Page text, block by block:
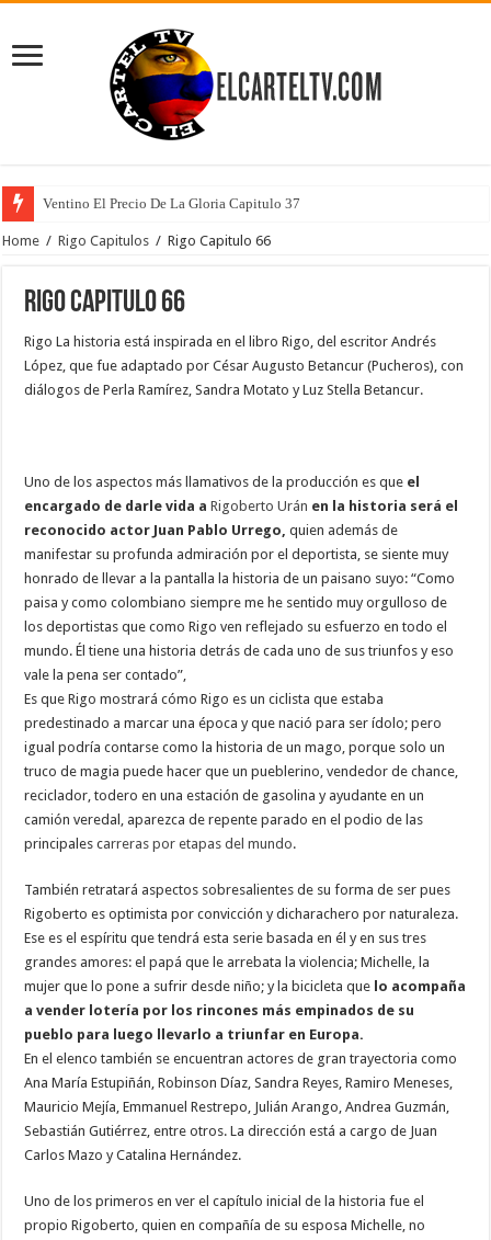
Ventino El Precio De La Gloria Capitulo 37
Home / Rigo Capitulos / Rigo Capitulo 66
Rigo Capitulo 66
Rigo La historia está inspirada en el libro Rigo, del escritor Andrés
López, que fue adaptado por César Augusto Betancur (Pucheros), con
diálogos de Perla Ramírez, Sandra Motato y Luz Stella Betancur.
Uno de los aspectos más llamativos de la producción es que el
encargado de darle vida aRigoberto Urán en la historia será el
reconocido actor Juan Pablo Urrego, quien además de
manifestar su profunda admiración por el deportista, se siente muy
honrado de llevar a la pantalla la historia de un paisano suyo: “Como
paisa y como colombiano siempre me he sentido muy orgulloso de
los deportistas que como Rigo ven reflejado su esfuerzo en todo el
mundo. Él tiene una historia detrás de cada uno de sus triunfos y eso
vale la pena ser contado”,
Es que Rigo mostrará cómo Rigo es un ciclista que estaba
predestinado a marcar una época y que nació para ser ídolo; pero
igual podría contarse como la historia de un mago, porque solo un
truco de magia puede hacer que un pueblerino, vendedor de chance,
reciclador, todero en una estación de gasolina y ayudante en un
camión veredal, aparezca de repente parado en el podio de las
principales carreras por etapas del mundo.
También retratará aspectos sobresalientes de su forma de ser pues
Rigoberto es optimista por convicción y dicharachero por naturaleza.
Ese es el espíritu que tendrá esta serie basada en él y en sus tres
grandes amores: el papá que le arrebata la violencia; Michelle, la
mujer que lo pone a sufrir desde niño; y la bicicleta que lo acompaña
a vender lotería por los rincones más empinados de su
pueblo para luego llevarlo a triunfar en Europa.
En el elenco también se encuentran actores de gran trayectoria como
Ana María Estupiñán, Robinson Díaz, Sandra Reyes, Ramiro Meneses,
Mauricio Mejía, Emmanuel Restrepo, Julián Arango, Andrea Guzmán,
Sebastián Gutiérrez, entre otros. La dirección está a cargo de Juan
Carlos Mazo y Catalina Hernández.
Uno de los primeros en ver el capítulo inicial de la historia fue el
propio Rigoberto, quien en compañía de su esposa Michelle, no